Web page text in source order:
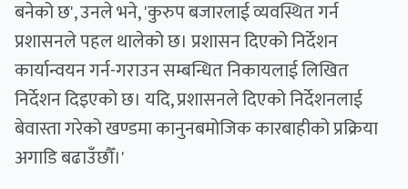
बनेको छ', उनले भने, 'कुरुप बजारलाई व्यवस्थित गर्न
प्रशासनले पहल थालेको छ। प्रशासन दिएको निर्देशन
कार्यान्वयन गर्न-गराउन सम्बन्धित निकायलाई लिखित
निर्देशन दिइएको छ। यदि, प्रशासनले दिएको निर्देशनलाई
बेवास्ता गरेको खण्डमा कानुनबमोजिक कारबाहीको प्रक्रिया
अगाडि बढाउँछौँ।'